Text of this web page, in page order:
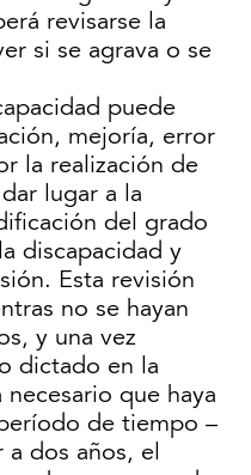
revisarse la
si se agrava o se
puede
mejoría, error
la realización de
lugar a la
del grado
discapacidad y
Esta revisión
no se hayan
y una vez
dictado en la
que haya
de tiempo –
dos años, el